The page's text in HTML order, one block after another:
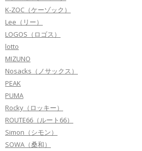
K-ZOC（ケーゾック）
Lee（リー）
LOGOS（ロゴス）
lotto
MIZUNO
Nosacks（ノサックス）
PEAK
PUMA
Rocky（ロッキー）
ROUTE66（ルート66）
Simon（シモン）
SOWA（桑和）